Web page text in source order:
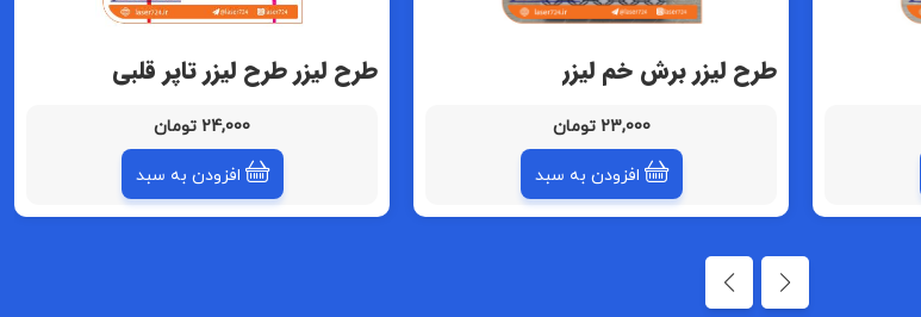
طرح لیزر برش خم لیزر
23,000 تومان
افزودن به سبد
طرح لیزر طرح لیزر تاپر قلبی
24,000 تومان
افزودن به سبد